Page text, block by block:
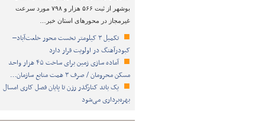
بوشهر از ثبت ۵۶۶ هزار و ۷۹۸ مورد سرعت
غیرمجاز در محورهای استان خبر…
تکمیل ۳ کیلومتر نخست محور خلعت‌آباد–
کبودرآهنگ در اولویت قرار دارد
آماده سازی زمین برای ساخت ۴۵ هزار واحد
مسکن محرومان / صرف ۳ همت منابع سازمان…
یک باند کنارگذر رزن تا پایان فصل کاری امسال
بهره‌برداری می‌شود